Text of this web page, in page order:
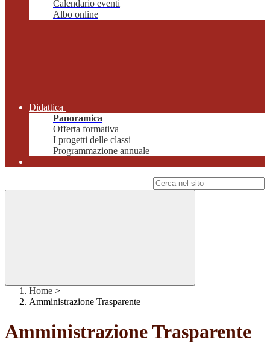
Calendario eventi
Albo online
Didattica
Panoramica
Offerta formativa
I progetti delle classi
Programmazione annuale
Home >
Amministrazione Trasparente
Amministrazione Trasparente